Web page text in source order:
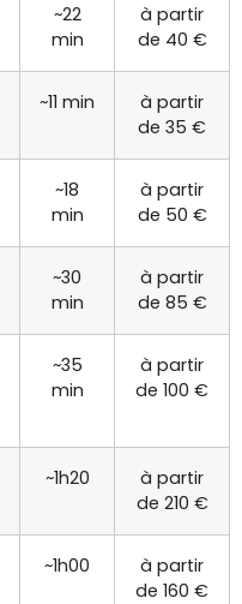
~22
min
à partir
de 40 €
~11 min
à partir
de 35 €
~18
min
à partir
de 50 €
~30
min
à partir
de 85 €
~35
min
à partir
de 100 €
~1h20
à partir
de 210 €
~1h00
à partir
de 160 €